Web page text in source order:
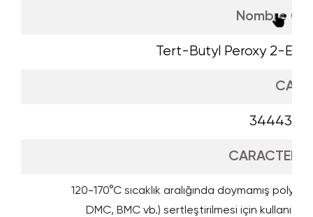
Nombre
Tert-Butyl Peroxy 2-
CAS
34443-
120-170°C sıcaklık aralığında doymamış
DMC, BMC vb.) sertleştirilmesi için